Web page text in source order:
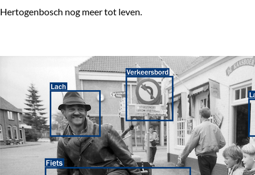
Hertogenbosch nog meer tot leven.